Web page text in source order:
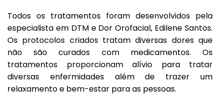
Todos os tratamentos foram desenvolvidos pela
especialista em DTM e Dor Orofacial, Edilene Santos.
Os protocolos criados tratam diversas dores que
não são curados com medicamentos. Os
tratamentos proporcionam alívio para tratar
diversas enfermidades além de trazer um
relaxamento e bem-estar para as pessoas.